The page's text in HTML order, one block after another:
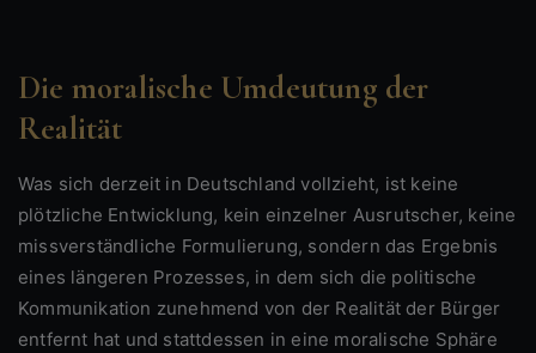
Die moralische Umdeutung der
Realität
Was sich derzeit in Deutschland vollzieht, ist keine
plötzliche Entwicklung, kein einzelner Ausrutscher, keine
missverständliche Formulierung, sondern das Ergebnis
eines längeren Prozesses, in dem sich die politische
Kommunikation zunehmend von der Realität der Bürger
entfernt hat und stattdessen in eine moralische Sphäre